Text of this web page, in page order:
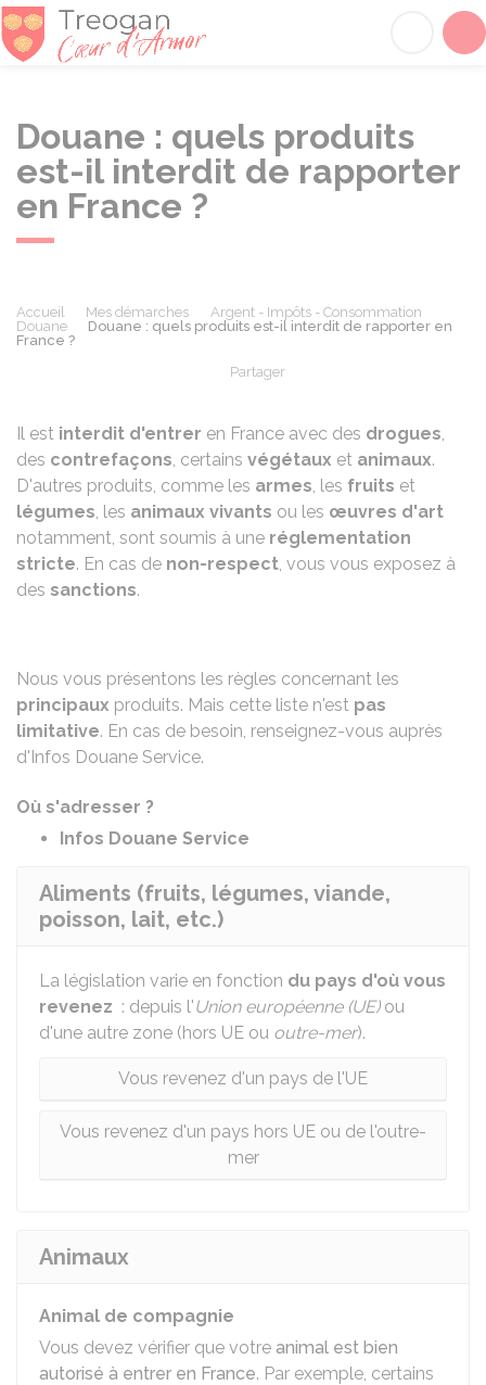
Douane : quels produits
est-il interdit de rapporter
en France ?
Accueil Mes démarches
Argent - Impôts - Consommation
Douane
Douane : quels produits est-il interdit de rapporter en
France ?
Partager
Il est interdit d'entrer en France avec des drogues,
des contrefaçons, certains végétaux et animaux.
D'autres produits, comme les armes, les fruits et
légumes, les animaux vivants ou les œuvres d'art
notamment, sont soumis à une réglementation
stricte. En cas de non-respect, vous vous exposez à
des sanctions.
Nous vous présentons les règles concernant les
principaux produits. Mais cette liste n'est pas
limitative. En cas de besoin, renseignez-vous auprès
d'Infos Douane Service.
Où s'adresser ?
Infos Douane Service
Aliments (fruits, légumes, viande,
poisson, lait, etc.)
La législation varie en fonction du pays d'où vous
revenez : depuis l'Union européenne (UE)ou
d'une autre zone (hors UE ou outre-mer).
Vous revenez d'un pays de l'UE
Vous revenez d'un pays hors UE ou de l'outre-
mer
Animaux
Animal de compagnie
Vous devez vérifier que votre animal est bien
autorisé à entrer en France. Par exemple, certains